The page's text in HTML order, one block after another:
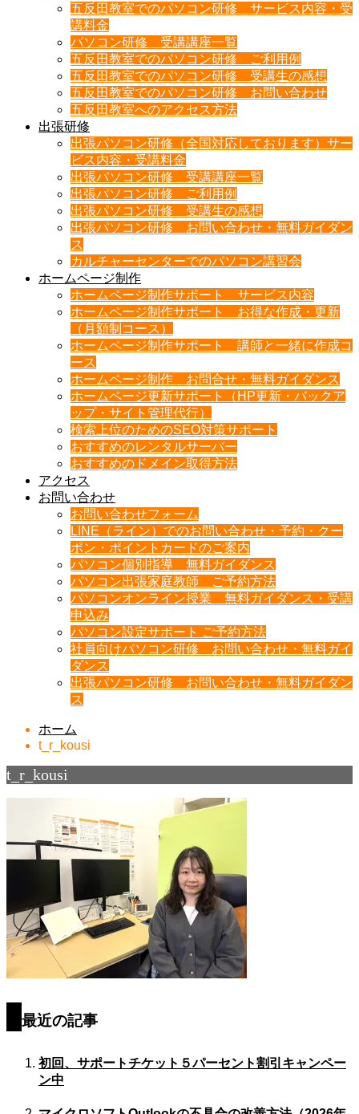
五反田教室でのパソコン研修 サービス内容・受
講料金
パソコン研修 受講講座一覧
五反田教室でのパソコン研修 ご利用例
五反田教室でのパソコン研修 受講生の感想
五反田教室でのパソコン研修 お問い合わせ
五反田教室へのアクセス方法
出張研修
出張パソコン研修（全国対応しております）サー
ビス内容・受講料金
出張パソコン研修 受講講座一覧
出張パソコン研修 ご利用例
出張パソコン研修 受講生の感想
出張パソコン研修 お問い合わせ・無料ガイダン
ス
カルチャーセンターでのパソコン講習会
ホームページ制作
ホームページ制作サポート サービス内容
ホームページ制作サポート お得な作成・更新
（月額制コース）
ホームページ制作サポート 講師と一緒に作成コ
ース
ホームページ制作 お問合せ・無料ガイダンス
ホームページ更新サポート（HP更新・バックア
ップ・サイト管理代行）
検索上位のためのSEO対策サポート
おすすめのレンタルサーバー
おすすめのドメイン取得方法
アクセス
お問い合わせ
お問い合わせフォーム
LINE（ライン）でのお問い合わせ・予約・クー
ポン・ポイントカードのご案内
パソコン個別指導 無料ガイダンス
パソコン出張家庭教師 ご予約方法
パソコンオンライン授業 無料ガイダンス・受講
申込み
パソコン設定サポート ご予約方法
社員向けパソコン研修 お問い合わせ・無料ガイ
ダンス
出張パソコン研修 お問い合わせ・無料ガイダン
ス
ホーム
t_r_kousi
t_r_kousi
最近の記事
初回、サポートチケット５パーセント割引キャンペー
ン中